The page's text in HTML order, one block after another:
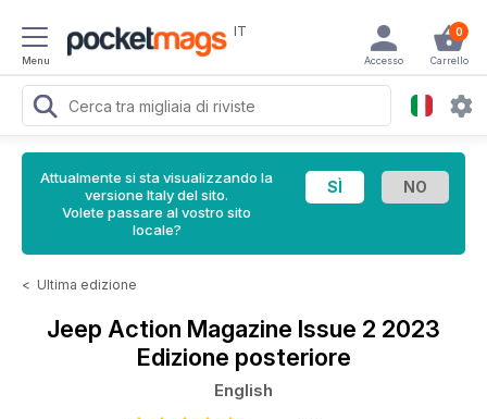
Menu
IT 0
Carrello
Accesso
Attualmente si sta visualizzando la
versione Italy del sito.
Volete passare al vostro sito
locale?
< Ultima edizione
Jeep Action Magazine Issue 2 2023
Edizione posteriore
English